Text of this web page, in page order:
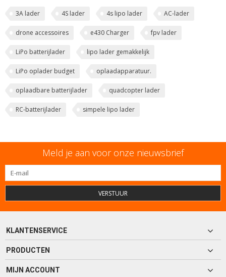
3A lader 4S lader 4s lipo lader AC-lader
drone accessoires e430 Charger fpv lader
LiPo batterijlader lipo lader gemakkelijk
LiPo oplader budget oplaadapparatuur.
oplaadbare batterijlader quadcopter lader
RC-batterijlader simpele lipo lader
Meld je aan voor onze nieuwsbrief
VERSTUUR
KLANTENSERVICE
PRODUCTEN
MIJN ACCOUNT